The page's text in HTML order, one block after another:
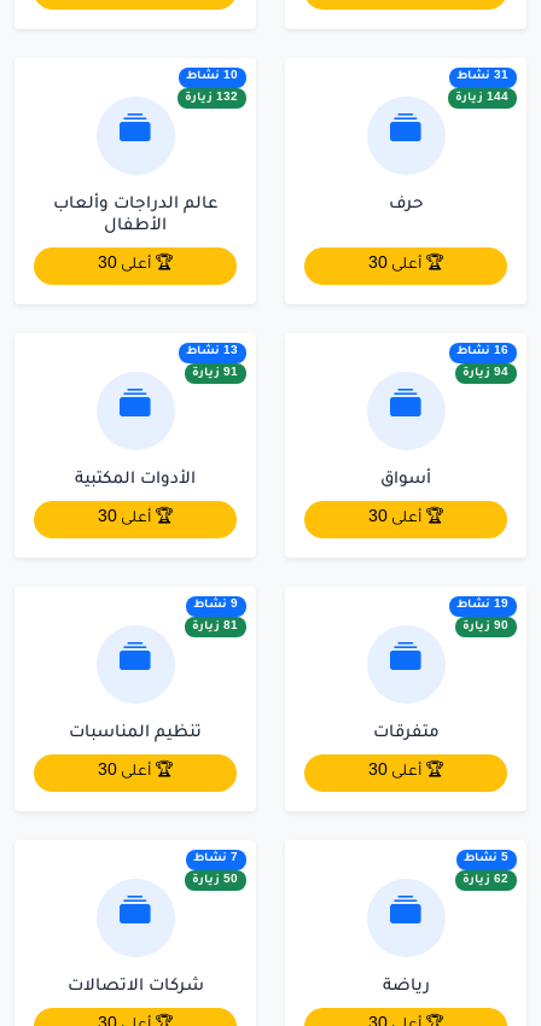
31 نشاط
144 زيارة
حرف
🏆 أعلى 30
10 نشاط
132 زيارة
عالم الدراجات وألعاب
الأطفال
🏆 أعلى 30
16 نشاط
94 زيارة
أسواق
🏆 أعلى 30
13 نشاط
91 زيارة
الأدوات المكتبية
🏆 أعلى 30
19 نشاط
90 زيارة
متفرقات
🏆 أعلى 30
9 نشاط
81 زيارة
تنظيم المناسبات
🏆 أعلى 30
5 نشاط
62 زيارة
رياضة
7 نشاط
50 زيارة
شركات الاتصالات